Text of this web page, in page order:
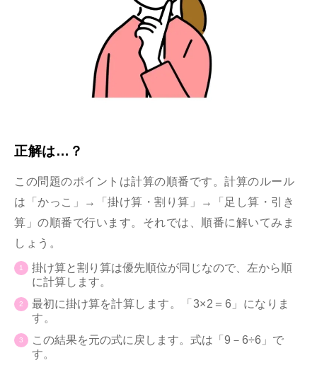
正解は…？
この問題のポイントは計算の順番です。計算のルール
は「かっこ」→「掛け算・割り算」→「足し算・引き
算」の順番で行います。それでは、順番に解いてみま
しょう。
掛け算と割り算は優先順位が同じなので、左から順
に計算します。
最初に掛け算を計算します。
「3×2＝6」になりま
す。
この結果を元の式に戻します。式は「9－6÷6」で
す。